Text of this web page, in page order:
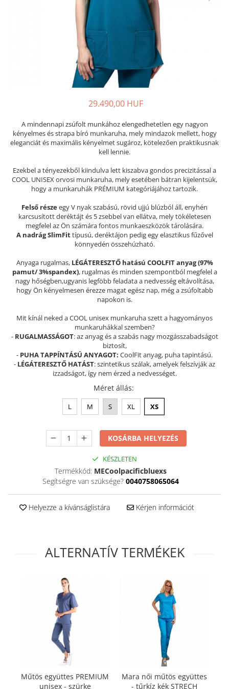
Női nyitott papucs - DOSS
Férfi nyitott papucs - DOSS
PIUMETTA - gördülő talpú lábbeli
Ferfi csukott papucsok - Medi+
Női szandál
LEON KLOMPE LÁBBELI
Férfi csukott papucs - Leon
Női nyitott papucs - Leon
Férfi nyitott papucs
NYÁRI NŐI LÁBBELI KOLLEKCIÓ
NYARI FÉRFI LÁBBELI KOLLEKCIÓ
GYEREK SZANDÁL ÉS PAPUCS
TÉLI GYAPJÚ PAPUCSOK - női és
KIVEHETŐ TALPBETÉTES KLUMPA
BÜTYKÖS LÁBRA VALÓ PAPUCS
MUNKAVÉDELMI TANUSÍTVÁNNYAL
29.490,00 HUF
A mindennapi zsúfolt munkához elengedhetetlen egy nagyon
kényelmes és strapa bíró munkaruha, mely mindazok mellett, hogy
eleganciát és maximális kényelmet sugároz, kötelezően praktikusnak
kell lennie.
Ezekbel a tényezekből kiindulva lett kiszabva gondos precizitással a
COOL UNISEX orvosi munkaruha, mely esetében bátran kijelentsük,
hogy a munkaruhák PRÉMIUM kategóriájához tartozik.
Felső részeegy V nyak szabású, rövid ujjú blúzból áll, enyhén
karcsusított deréktájt és 5 zsebbel van ellátva, mely tökéletesen
megfelel az Ön számára fontos munkaeszközök tárolására.
A nadrág SlimFittípusú, deréktájon pedig egy elasztikus fűzővel
könnyedén összehúzható.
Anyaga rugalmas, LÉGÁTERESZTŐ hatású COOLFIT anyag (97%
pamut/ 3%spandex), rugalmas és minden szempontból megfelel a
nagy hőségben,ugyanis legföbb feladata a nedvesség eltávolítása,
hogy Ön kényelmesen érezze magat egész nap, még a zsúfoltabb
napokon is.
Mit kínál neked a COOL unisex munkaruha szett a hagyományos
munkaruhákkal szemben?
- RUGALMASSÁGOT: az anyag és a szabás nagy mozgásszabadságot
biztosít,
- PUHA TAPPÍNTÁSÚ ANYAGOT: CoolFit anyag, puha tapintású.
- LÉGÁTERESZTŐ HATÁST: szintetikus szálak, amelyek felszívják az
izzadságot, így nem érzed a nedvességet.
Méret állás:
L M S XL XS
KOSÁRBA HELYEZÉS
KÉSZLETEN
Termékkód: MECoolpacificbluexs
Segítségre van szüksége? 0040758065064
Helyezze a kívánságlistára Kérjen információt
ALTERNATÍV TERMÉKEK
Műtös együttes PREMIUM
unisex - szürke
Mara női műtös együttes
- tűrkíz kék STRECH